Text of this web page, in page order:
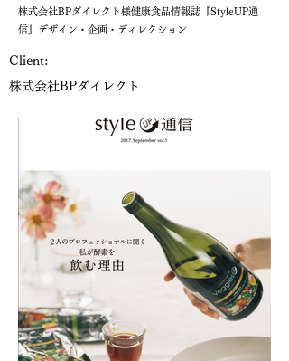
株式会社BPダイレクト様健康食品情報誌『StyleUP通
信』デザイン・企画・ディレクション
Client:
株式会社BPダイレクト